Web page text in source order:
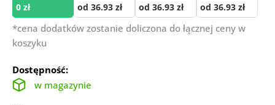
0 zł od 36.93 zł od 36.93 zł od 36.93 zł
*cena dodatków zostanie doliczona do łącznej ceny w
koszyku
Dostępność:
w magazynie